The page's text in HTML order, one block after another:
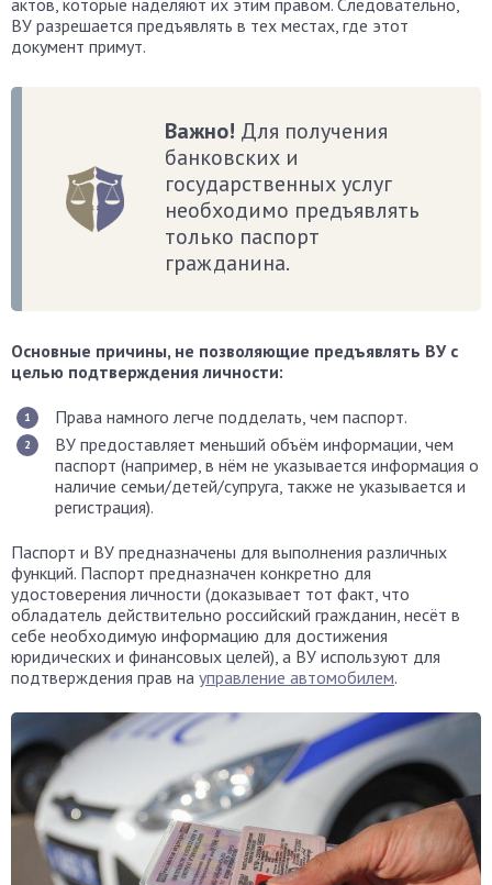
ВУ разрешается предъявлять в тех местах, где этот
документ примут.
Важно! Для получения
банковских и
государственных услуг
необходимо предъявлять
только паспорт
гражданина.
Основные причины, не позволяющие предъявлять ВУ с
целью подтверждения личности:
Права намного легче подделать, чем паспорт.
ВУ предоставляет меньший объём информации, чем
паспорт (например, в нём не указывается информация о
наличие семьи/детей/супруга, также не указывается и
регистрация).
Паспорт и ВУ предназначены для выполнения различных
функций. Паспорт предназначен конкретно для
удостоверения личности (доказывает тот факт, что
обладатель действительно российский гражданин, несёт в
себе необходимую информацию для достижения
юридических и финансовых целей), а ВУ используют для
подтверждения прав на управление автомобилем.